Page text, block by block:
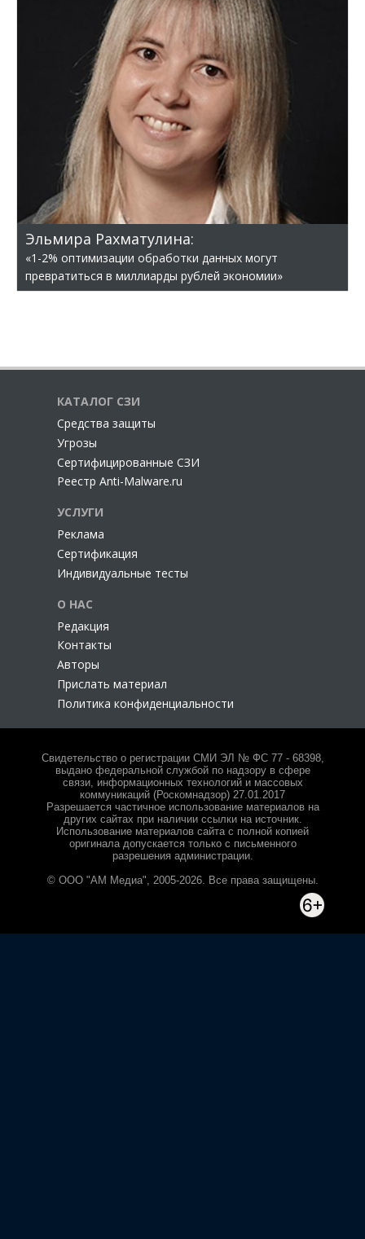
Эльмира Рахматулина:
«1-2% оптимизации обработки данных могут
превратиться в миллиарды рублей экономии»
КАТАЛОГ СЗИ
Cредства защиты
Угрозы
Сертифицированные СЗИ
Реестр Anti-Malware.ru
УСЛУГИ
Реклама
Сертификация
Индивидуальные тесты
О НАС
Редакция
Контакты
Авторы
Прислать материал
Политика конфиденциальности
Свидетельство о регистрации СМИ ЭЛ № ФС 77 - 68398,
выдано федеральной службой по надзору в сфере
связи, информационных технологий и массовых
коммуникаций (Роскомнадзор) 27.01.2017
Разрешается частичное использование материалов на
других сайтах при наличии ссылки на источник.
Использование материалов сайта с полной копией
оригинала допускается только с письменного
разрешения администрации.
© ООО "АМ Медиа", 2005-2026. Все права защищены.